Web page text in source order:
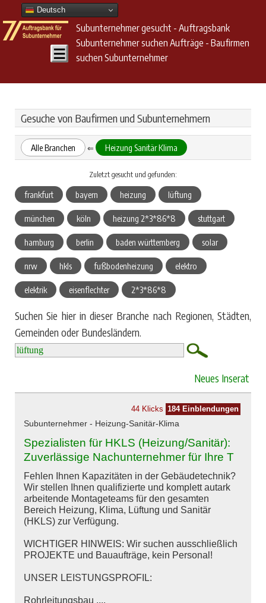
Deutsch
Subunternehmer gesucht - Auftragsbank
Subunternehmer suchen Aufträge - Baufirmen
suchen Subunternehmer
Gesuche von Baufirmen und Subunternehmern
Alle Branchen ⇐ Heizung Sanitär Klima
Zuletzt gesucht und gefunden:
frankfurt bayern heizung lüftung
münchen köln heizung 2*3*86*8 stuttgart
hamburg berlin baden württemberg solar
nrw hkls fußbodenheizung elektro
elektrik eisenflechter 2*3*86*8
Suchen Sie hier in dieser Branche nach Regionen, Städten,
Gemeinden oder Bundesländern.
Neues Inserat
44 Klicks 184 Einblendungen
Subunternehmer - Heizung-Sanitär-Klima
Spezialisten für HKLS (Heizung/Sanitär):
Zuverlässige Nachunternehmer für Ihre T
Fehlen Ihnen Kapazitäten in der Gebäudetechnik?
Wir stellen Ihnen qualifizierte und komplett autark
arbeitende Montageteams für den gesamten
Bereich Heizung, Klima, Lüftung und Sanitär
(HKLS) zur Verfügung.
WICHTIGER HINWEIS: Wir suchen ausschließlich
PROJEKTE und Bauaufträge, kein Personal!
UNSER LEISTUNGSPROFIL:
Rohrleitungsbau ....